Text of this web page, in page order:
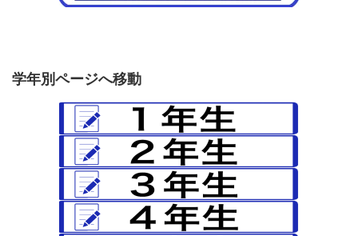
学年別ページへ移動